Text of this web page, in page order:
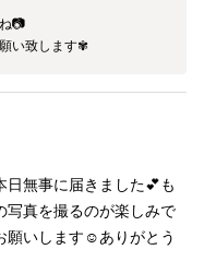
📷
い致します✾
無事に届きました💕も
写真を撮るのが楽しみで
願いします☺️ありがとう